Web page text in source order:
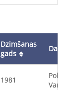
Dzimšanas
gads
1981